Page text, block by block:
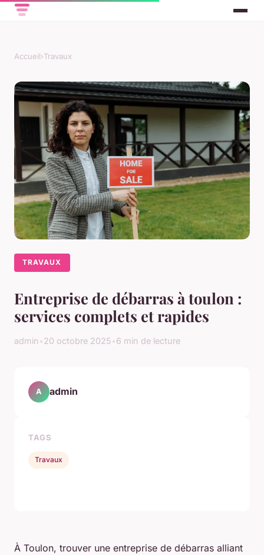
Accueil›Travaux
TRAVAUX
Entreprise de débarras à toulon :
services complets et rapides
admin •20 octobre 2025•6 min de lecture
À Toulon, trouver une entreprise de débarras alliant
A admin
TAGS
Travaux